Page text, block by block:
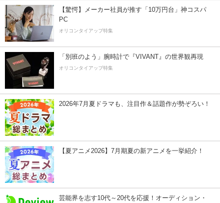
【驚愕】メーカー社員が推す「10万円台」神コスパ
PC
オリコンタイアップ特集
「別班のよう」腕時計で『VIVANT』の世界観再現
オリコンタイアップ特集
2026年7月夏ドラマも、注目作＆話題作が勢ぞろい！
【夏アニメ2026】7月期夏の新アニメを一挙紹介！
芸能界を志す10代～20代を応援！オーディション・